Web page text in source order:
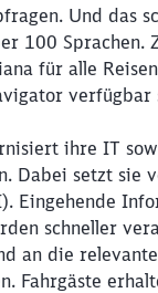
Und das
100 Sprachen.
für alle
verfügbar
ihre IT
Dabei setzt sie
Eingehende
schneller
an die
Fahrgäste